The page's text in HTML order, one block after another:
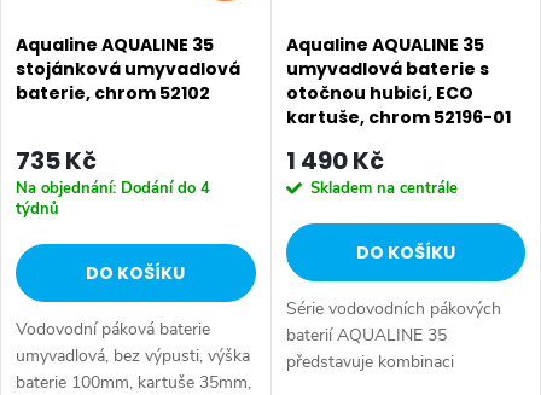
Aqualine AQUALINE 35
stojánková umyvadlová
baterie, chrom 52102
735 Kč
Na objednání: Dodání do 4
týdnů
DO KOŠÍKU
Vodovodní páková baterie
umyvadlová, bez výpusti, výška
baterie 100mm, kartuše 35mm,
Aqualine AQUALINE 35
umyvadlová baterie s
otočnou hubicí, ECO
kartuše, chrom 52196-01
1 490 Kč
Skladem na centrále
DO KOŠÍKU
Série vodovodních pákových
baterií AQUALINE 35
představuje kombinaci